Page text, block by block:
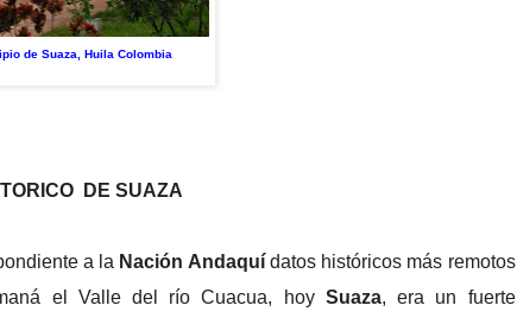
de Suaza, Huila Colombia
DE SUAZA
a la Nación Andaquídatos históricos más remotos
el Valle del río Cuacua, hoy Suaza, era un fuerte